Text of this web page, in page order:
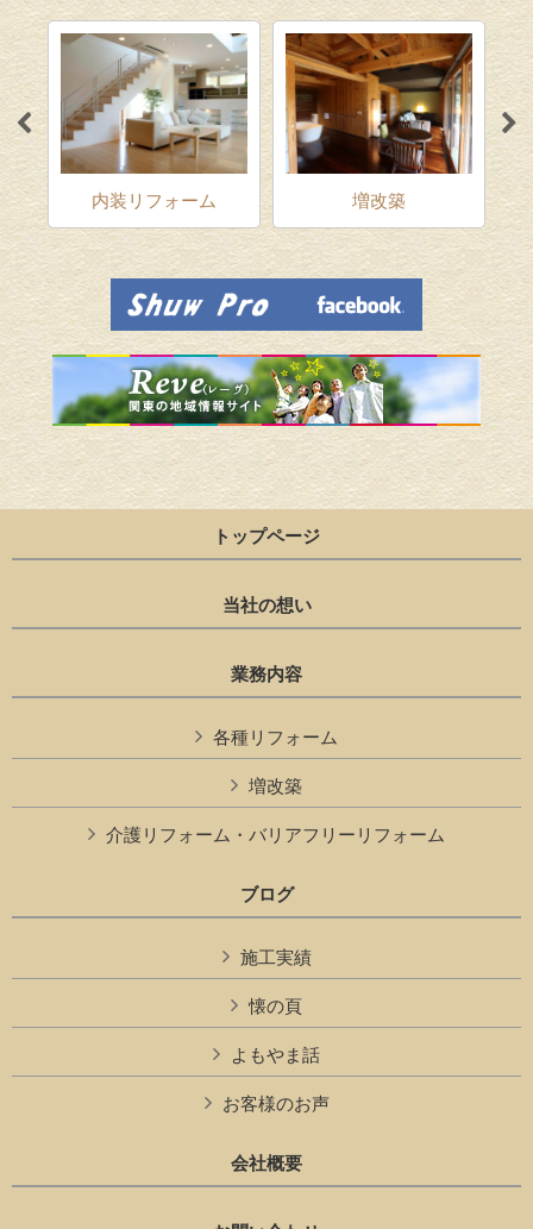
内装リフォーム 増改築
トップページ
当社の想い
業務内容
各種リフォーム
増改築
介護リフォーム・バリアフリーリフォーム
ブログ
施工実績
懐の頁
よもやま話
お客様のお声
会社概要